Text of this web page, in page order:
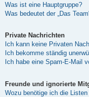
Was ist eine Hauptgruppe?
Was bedeutet der „Das
Private Nachrichten
Ich kann keine Privaten
Ich bekomme ständig
Ich habe eine Spam-E-Mail
Freunde und ignorierte
Wozu benötige ich die